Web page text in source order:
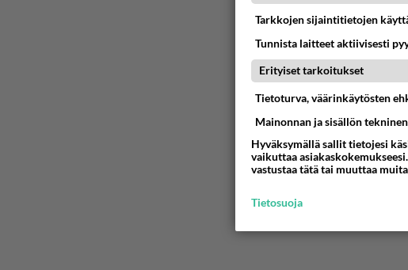
Tarkkojen sijaintitietojen
Tunnista laitteet aktiivisesti
Erityiset tarkoitukset
Tietoturva, väärinkäytösten
Mainonnan ja sisällön
Hyväksymällä sallit tietojesi
vaikuttaa
vastustaa tätä tai muuttaa
Tietosuoja